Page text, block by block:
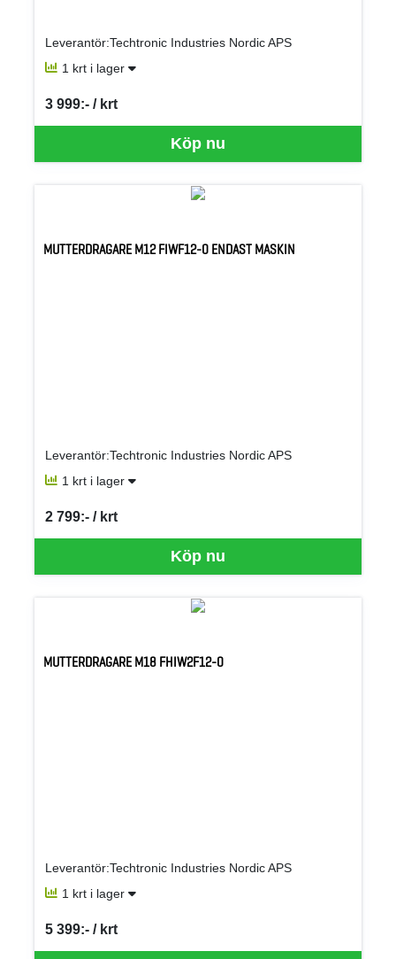
Leverantör:Techtronic Industries Nordic APS
1 krt i lager
Köp nu
3 999:- / krt
SEK per KRT
MUTTERDRAGARE M12 FIWF12-0 ENDAST MASKIN
Leverantör:Techtronic Industries Nordic APS
1 krt i lager
Köp nu
2 799:- / krt
SEK per KRT
MUTTERDRAGARE M18 FHIW2F12-0
Leverantör:Techtronic Industries Nordic APS
1 krt i lager
5 399:- / krt
SEK per KRT